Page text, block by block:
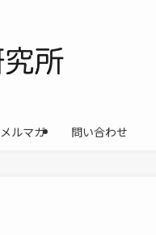
メルマガ 問い合わせ